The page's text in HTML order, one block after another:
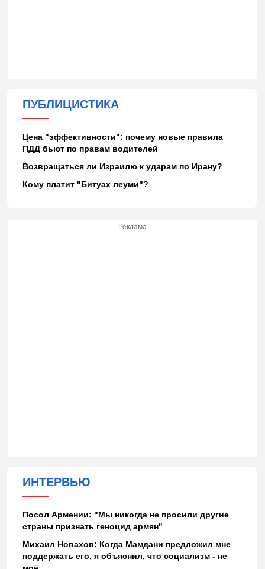
ПУБЛИЦИСТИКА
Цена "эффективности": почему новые правила
ПДД бьют по правам водителей
Возвращаться ли Израилю к ударам по Ирану?
Кому платит "Битуах леуми"?
Реклама
ИНТЕРВЬЮ
Посол Армении: "Мы никогда не просили другие
страны признать геноцид армян"
Михаил Новахов: Когда Мамдани предложил мне
поддержать его, я объяснил, что социализм - не